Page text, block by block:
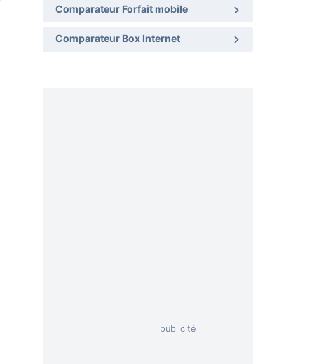
Comparateur Forfait mobile
Comparateur Box Internet